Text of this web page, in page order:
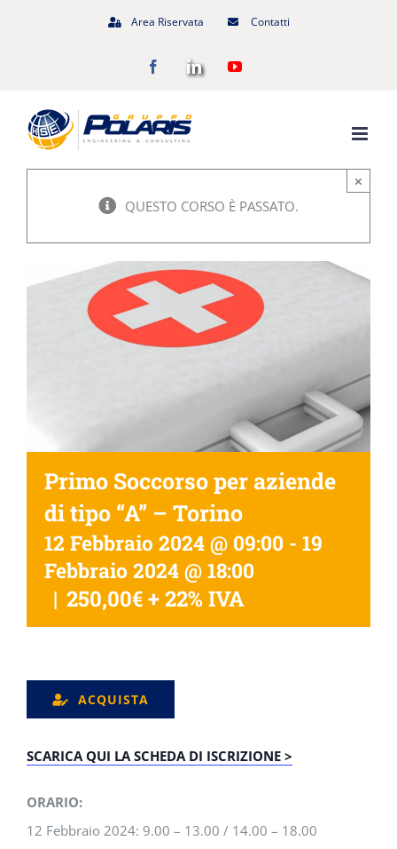
Area Riservata Contatti
FacebookLinkedInYouTube
QUESTO CORSO È PASSATO.
×
Primo Soccorso per aziende
di tipo “A” – Torino
12 Febbraio 2024 @ 09:00 - 19
Febbraio 2024 @ 18:00
| 250,00€ + 22% IVA
ACQUISTA
SCARICA QUI LA SCHEDA DI ISCRIZIONE >
ORARIO:
12 Febbraio 2024: 9.00 – 13.00 / 14.00 – 18.00